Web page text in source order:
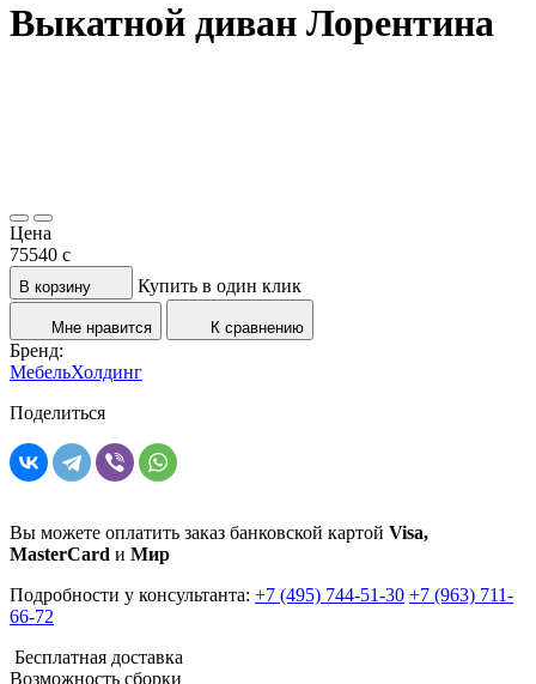
Выкатной диван Лорентина
Цена
75540 c
В корзину Купить в один клик
Мне нравится К сравнению
Бренд:
МебельХолдинг
Поделиться
Вы можете оплатить заказ банковской картой Visa,
MasterCard и Мир
Подробности у консультанта: +7 (495) 744-51-30 +7 (963) 711-
66-72
Бесплатная доставка
Возможность сборки